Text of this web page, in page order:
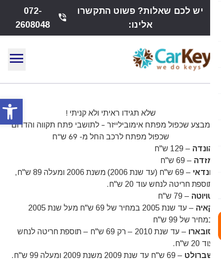
יש לכם שאלות? פשוט התקשרו
אלינו:
phone_in_talk
072-
2608048
menu
שלא תגידו ראיתי ולא קניתי !
מבצע שכפול מפתח אימובילייזר – לתושבי פתח תקווה והדרום
שכפול מפתח לרכב החל מ- 69 ש"ח
הונדה– 129 ש"ח
מזדה– 69 ש"ח
יונדאי
– 69 ש"ח (עד שנת 2006) משנת 2006 ומעלה 89 ש"ח,
תוספת חריטה לנחש עוד 20 ש"ח.
טויוטה– 79 ש"ח
קאיה
– עד שנת 2005 במחיר של 69 ש"ח מעל שנת 2005
במחיר של 99 ש"ח
סובארו
– עד שנת 2010 – רק 69 ש"ח – תוספת חריטה לנחש
עוד 20 ש"ח.
שברולט– 69 ש"ח עד שנת 2009 משנת 2009 ומעלה 99 ש"ח.